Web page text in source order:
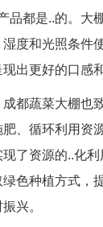
品都是..的。大
度和光照条件
出更好的口感
都蔬菜大棚也
、循环利用资
了资源的..化
色种植方式，
兴。